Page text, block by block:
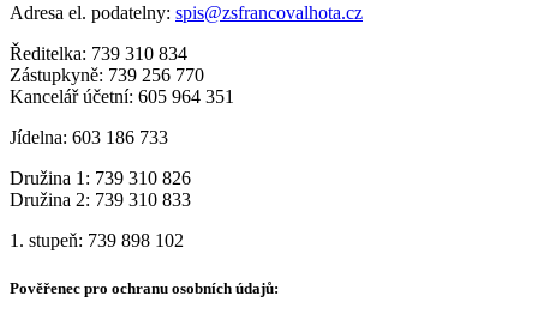
Adresa el. podatelny: spis@zsfrancovalhota.cz
Ředitelka: 739 310 834
Zástupkyně: 739 256 770
Kancelář účetní: 605 964 351
Jídelna: 603 186 733
Družina 1: 739 310 826
Družina 2: 739 310 833
1. stupeň: 739 898 102
Pověřenec pro ochranu osobních údajů: